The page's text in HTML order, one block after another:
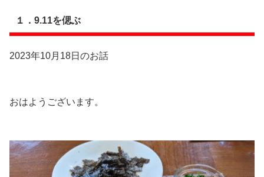
１．9.11を偲ぶ
2023年10月18日のお話
おはようございます。